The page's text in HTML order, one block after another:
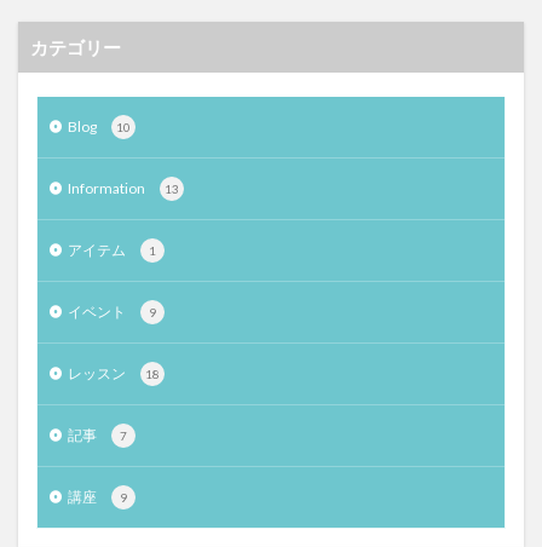
カテゴリー
Blog 10
Information 13
アイテム 1
イベント 9
レッスン 18
記事 7
講座 9